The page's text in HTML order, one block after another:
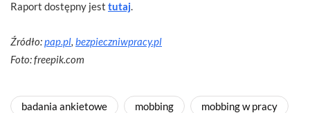
Raport dostępny jest tutaj
Źródło:pap.pl bezpieczniwpracy.pl
Foto: freepik.com
badania ankietowe mobbing
mobbing w pracy